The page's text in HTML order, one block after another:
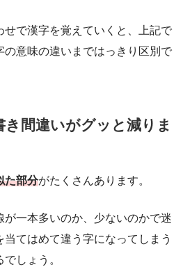
せで漢字を覚えていくと、上記で
の意味の違いまではっきり区別で
間違いがグッと減りま
た部分がたくさんあります。
が一本多いのか、少ないのかで迷
てはめて違う字になってしまう
しょう。